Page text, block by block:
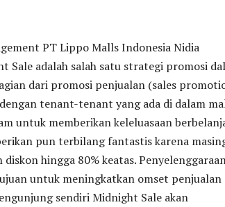
PT Lippo Malls Indonesia Nidia
Sale adalah salah satu strategi promosi
dari promosi penjualan (sales
tenant-tenant yang ada di dalam
untuk memberikan keleluasaan
pun terbilang fantastis karena
hingga 80% keatas.
untuk meningkatkan omset penjualan
sendiri Midnight Sale akan